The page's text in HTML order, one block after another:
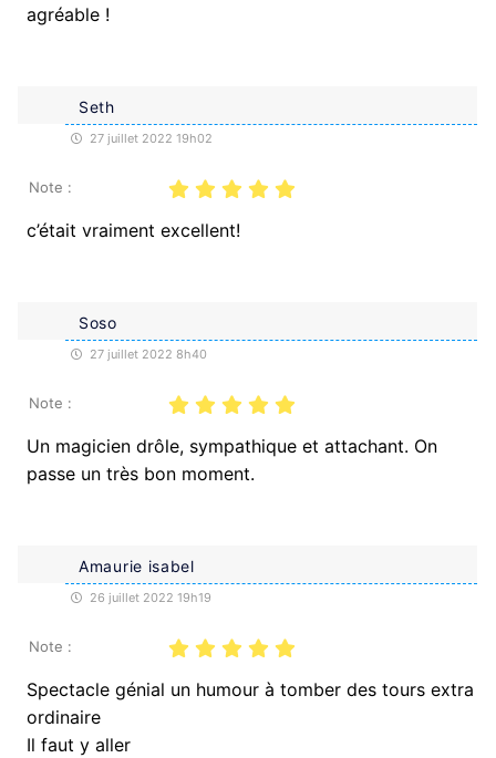
agréable !
Seth
27 juillet 2022 19h02
Note :
c’était vraiment excellent!
Soso
27 juillet 2022 8h40
Note :
Un magicien drôle, sympathique et attachant. On
passe un très bon moment.
Amaurie isabel
26 juillet 2022 19h19
Note :
Spectacle génial un humour à tomber des tours extra
ordinaire
Il faut y aller